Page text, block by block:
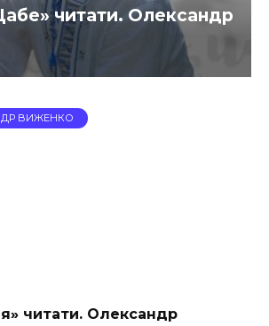
читати. Олександр
ВИЖЕНКО
читати. Олександр